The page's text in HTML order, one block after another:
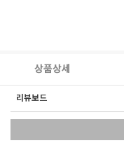
상품상세
리뷰보드